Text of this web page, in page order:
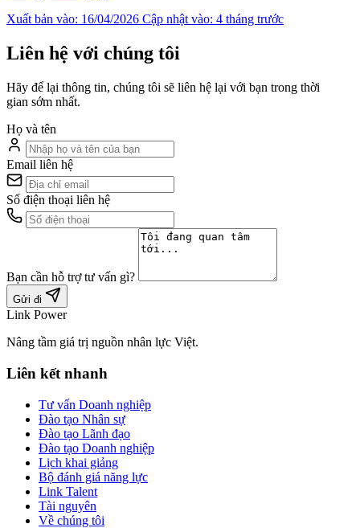
Xuất bản vào: 16/04/2026 Cập nhật vào: 4 tháng trước
Liên hệ với chúng tôi
Hãy để lại thông tin, chúng tôi sẽ liên hệ lại với bạn trong thời
gian sớm nhất.
Họ và tên
Email liên hệ
Số điện thoại liên hệ
Bạn cần hỗ trợ tư vấn gì?
Gửi đi
Link Power
Nâng tầm giá trị nguồn nhân lực Việt.
Liên kết nhanh
Tư vấn Doanh nghiệp
Đào tạo Nhân sự
Đào tạo Lãnh đạo
Đào tạo Doanh nghiệp
Lịch khai giảng
Bộ đánh giá năng lực
Link Talent
Tài nguyên
Về chúng tôi